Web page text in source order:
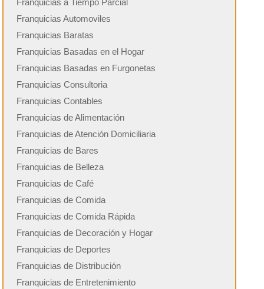
Franquicias Automoviles
Franquicias Baratas
Franquicias Basadas en el Hogar
Franquicias Basadas en Furgonetas
Franquicias Consultoria
Franquicias Contables
Franquicias de Alimentación
Franquicias de Atención Domiciliaria
Franquicias de Bares
Franquicias de Belleza
Franquicias de Café
Franquicias de Comida
Franquicias de Comida Rápida
Franquicias de Decoración y Hogar
Franquicias de Deportes
Franquicias de Distribución
Franquicias de Entretenimiento